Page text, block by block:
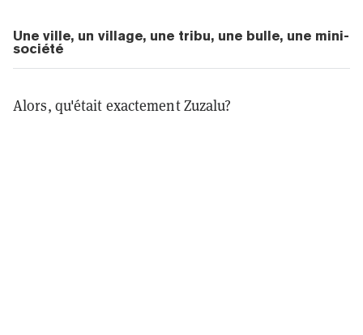
Une ville, un village, une tribu, une bulle, une mini-
société
Alors, qu'était exactement Zuzalu?